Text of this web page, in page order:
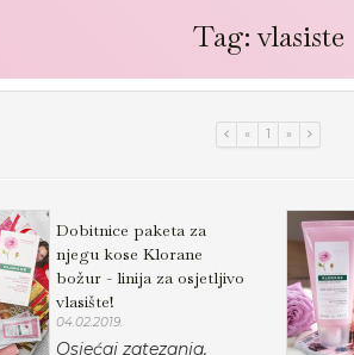
Tag: vlasiste
« 1 »
Dobitnice paketa za
njegu kose Klorane
božur - linija za osjetljivo
vlasište!
04.02.2019.
Osjećaj zatezanja,